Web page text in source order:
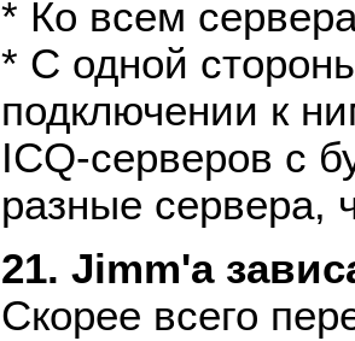
* Ко всем
* С одной
подключении к
ICQ-серверов с
разные сервера,
21. Jimm'а
Скорее всего